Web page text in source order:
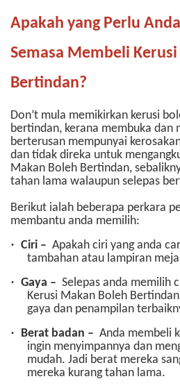
Apakah yang Perlu
Semasa Membeli
Bertindan?
Don’t mula memikirkan kerusi
bertindan, kerana membuka dan
berterusan mempunyai
dan tidak direka untuk
Makan Boleh Bertindan,
tahan lama walaupun selepas
Berikut ialah beberapa perkara
membantu anda memilih:
· Ciri – Apakah ciri yang anda
tambahan atau lampiran meja
· Gaya – Selepas anda memilih
Kerusi Makan Boleh
gaya dan penampilan
· Berat badan – Anda membeli
ingin menyimpannya dan
mudah. Jadi berat mereka
mereka kurang tahan lama.